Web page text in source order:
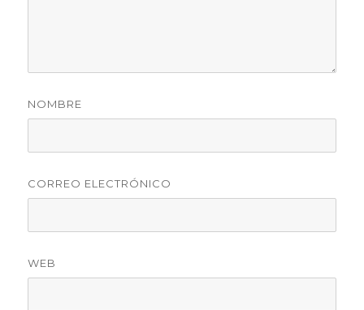
NOMBRE
CORREO ELECTRÓNICO
WEB